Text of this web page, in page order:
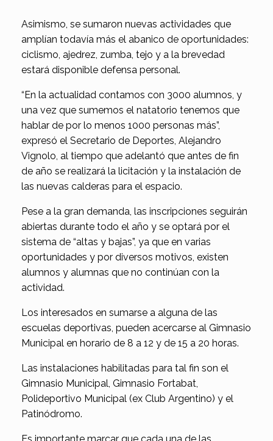
Asimismo, se sumaron nuevas actividades que
amplían todavía más el abanico de oportunidades:
ciclismo, ajedrez, zumba, tejo y a la brevedad
estará disponible defensa personal.
“En la actualidad contamos con 3000 alumnos, y
una vez que sumemos el natatorio tenemos que
hablar de por lo menos 1000 personas más”,
expresó el Secretario de Deportes, Alejandro
Vignolo, al tiempo que adelantó que antes de fin
de año se realizará la licitación y la instalación de
las nuevas calderas para el espacio.
Pese a la gran demanda, las inscripciones seguirán
abiertas durante todo el año y se optará por el
sistema de “altas y bajas”, ya que en varias
oportunidades y por diversos motivos, existen
alumnos y alumnas que no continúan con la
actividad.
Los interesados en sumarse a alguna de las
escuelas deportivas, pueden acercarse al Gimnasio
Municipal en horario de 8 a 12 y de 15 a 20 horas.
Las instalaciones habilitadas para tal fin son el
Gimnasio Municipal, Gimnasio Fortabat,
Polideportivo Municipal (ex Club Argentino) y el
Patinódromo.